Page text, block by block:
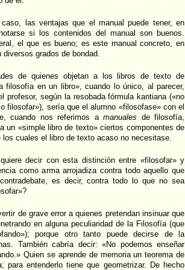
las ventajas que el manual puede tener, en
si los contenidos del manual son buenos.
el que es bueno; es este manual concreto, en
grados de bondad.
de quienes objetan a los libros de texto de
filosofía en un libro», cuando lo único, al parecer,
profesor, según la resobada fórmula kantiana («no
filosofar»), sería que el alumno «filosofase» con el
cuando nos referimos amanuales de filosofía,
un «simple libro de texto» ciertos componentes de
cuales el libro de texto acaso no necesitase.
decir con esta distinción entre «filosofar» y
como arma arrojadiza contra todo aquello que
es decir, contra todo lo que no sea
de grave error a quienes pretendan insinuar que
en alguna peculiaridad de la Filosofía (que
porque otro tanto puede decirse de la
También cabría decir: «No podemos enseñar
Quien se aprende de memoria un teorema de
para entenderlo tiene que geometrizar. De hecho